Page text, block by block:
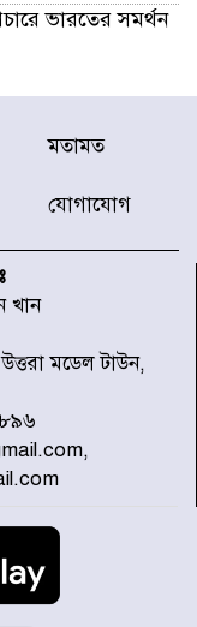
ভারতের সমর্থন
আহত যোদ্ধা
করল JRA
সর্বকনিষ্ঠ
এক শিশুর রক্তে
সম্ভাবনা, যা
অমর প্রতীক
মতামত
যোগাযোগ
খান
মডেল টাউন,